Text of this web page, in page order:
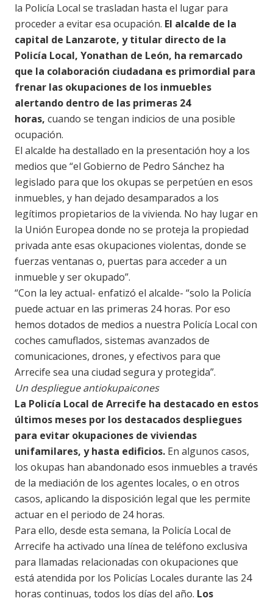
la Policía Local se trasladan hasta el lugar para
proceder a evitar esa ocupación. El alcalde de la
capital de Lanzarote, y titular directo de la
Policía Local, Yonathan de León, ha remarcado
que la colaboración ciudadana es primordial para
frenar las okupaciones de los inmuebles
alertando dentro de las primeras 24
horas, cuando se tengan indicios de una posible
ocupación.
El alcalde ha destallado en la presentación hoy a los
medios que “el Gobierno de Pedro Sánchez ha
legislado para que los okupas se perpetúen en esos
inmuebles, y han dejado desamparados a los
legítimos propietarios de la vivienda. No hay lugar en
la Unión Europea donde no se proteja la propiedad
privada ante esas okupaciones violentas, donde se
fuerzas ventanas o, puertas para acceder a un
inmueble y ser okupado”.
“Con la ley actual- enfatizó el alcalde- “solo la Policía
puede actuar en las primeras 24 horas. Por eso
hemos dotados de medios a nuestra Policía Local con
coches camuflados, sistemas avanzados de
comunicaciones, drones, y efectivos para que
Arrecife sea una ciudad segura y protegida”.
Un despliegue antiokupaicones
La Policía Local de Arrecife ha destacado en estos
últimos meses por los destacados despliegues
para evitar okupaciones de viviendas
unifamilares, y hasta edificios. En algunos casos,
los okupas han abandonado esos inmuebles a través
de la mediación de los agentes locales, o en otros
casos, aplicando la disposición legal que les permite
actuar en el periodo de 24 horas.
Para ello, desde esta semana, la Policía Local de
Arrecife ha activado una línea de teléfono exclusiva
para llamadas relacionadas con okupaciones que
está atendida por los Policías Locales durante las 24
horas continuas, todos los días del año. Los